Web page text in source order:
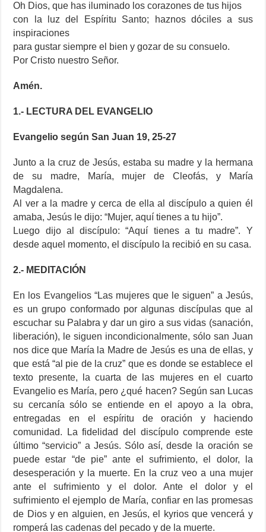
Oh Dios, que has iluminado los corazones de tus hijos
con la luz del Espíritu Santo; haznos dóciles a sus
inspiraciones
para gustar siempre el bien y gozar de su consuelo.
Por Cristo nuestro Señor.
Amén.
1.- LECTURA DEL EVANGELIO
Evangelio según San Juan 19, 25-27
Junto a la cruz de Jesús, estaba su madre y la hermana
de su madre, María, mujer de Cleofás, y María
Magdalena.
Al ver a la madre y cerca de ella al discípulo a quien él
amaba, Jesús le dijo: “Mujer, aquí tienes a tu hijo”.
Luego dijo al discípulo: “Aquí tienes a tu madre”. Y
desde aquel momento, el discípulo la recibió en su casa.
2.- MEDITACIÓN
En los Evangelios “Las mujeres que le siguen” a Jesús,
es un grupo conformado por algunas discípulas que al
escuchar su Palabra y dar un giro a sus vidas (sanación,
liberación), le siguen incondicionalmente, sólo san Juan
nos dice que María la Madre de Jesús es una de ellas, y
que está “al pie de la cruz” que es donde se establece el
texto presente, la cuarta de las mujeres en el cuarto
Evangelio es María, pero ¿qué hacen? Según san Lucas
su cercanía sólo se entiende en el apoyo a la obra,
entregadas en el espíritu de oración y haciendo
comunidad. La fidelidad del discípulo comprende este
último “servicio” a Jesús. Sólo así, desde la oración se
puede estar “de pie” ante el sufrimiento, el dolor, la
desesperación y la muerte. En la cruz veo a una mujer
ante el sufrimiento y el dolor. Ante el dolor y el
sufrimiento el ejemplo de María, confiar en las promesas
de Dios y en alguien, en Jesús, el kyrios que vencerá y
romperá las cadenas del pecado y de la muerte.